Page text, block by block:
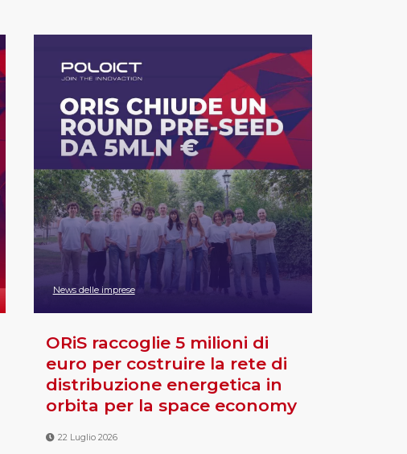
News delle imprese
ORiS raccoglie 5 milioni di
euro per costruire la rete di
distribuzione energetica in
orbita per la space economy
22 Luglio 2026